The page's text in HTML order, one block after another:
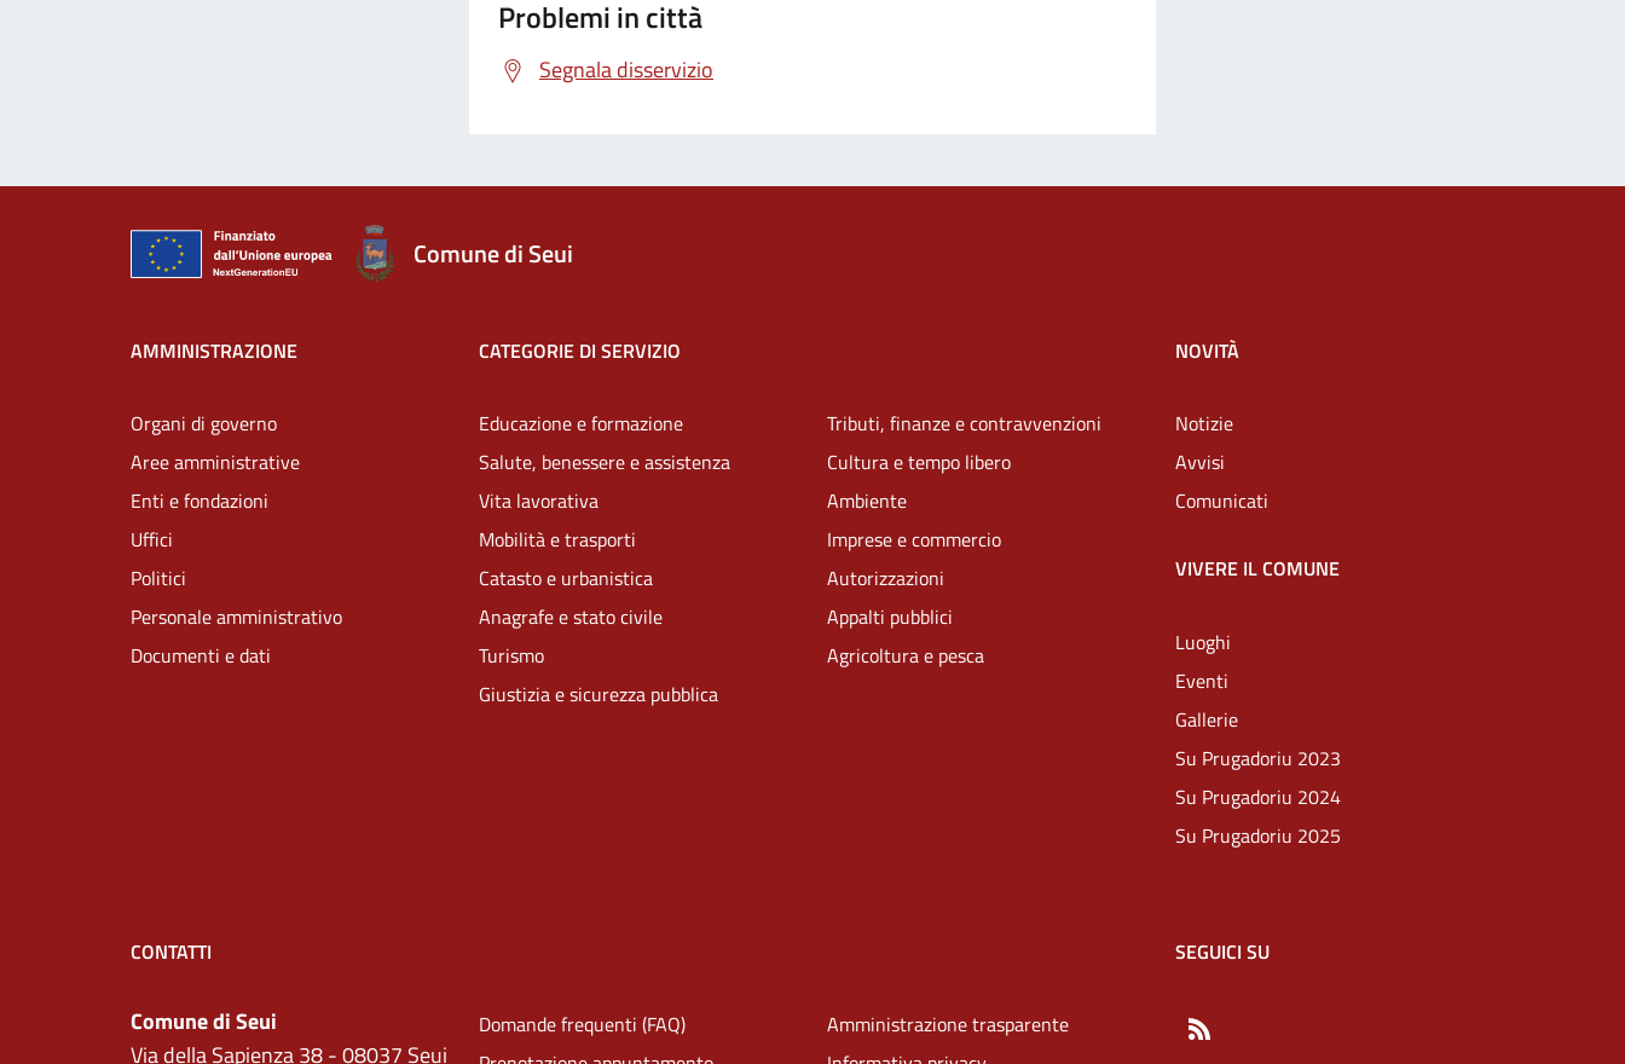
Problemi in città
Segnala disservizio
Comune di Seui
AMMINISTRAZIONE
Organi di governo
Aree amministrative
Enti e fondazioni
Uffici
Politici
Personale amministrativo
Documenti e dati
CATEGORIE DI SERVIZIO
Educazione e formazione
Salute, benessere e assistenza
Vita lavorativa
Mobilità e trasporti
Catasto e urbanistica
Anagrafe e stato civile
Turismo
Giustizia e sicurezza pubblica
Tributi, finanze e contravvenzioni
Cultura e tempo libero
Ambiente
Imprese e commercio
Autorizzazioni
Appalti pubblici
Agricoltura e pesca
NOVITÀ
Notizie
Avvisi
Comunicati
VIVERE IL COMUNE
Luoghi
Eventi
Gallerie
Su Prugadoriu 2023
Su Prugadoriu 2024
Su Prugadoriu 2025
CONTATTI
Comune di Seui
Via della Sapienza 38 - 08037 Seui
Domande frequenti (FAQ)
Amministrazione trasparente
SEGUICI SU